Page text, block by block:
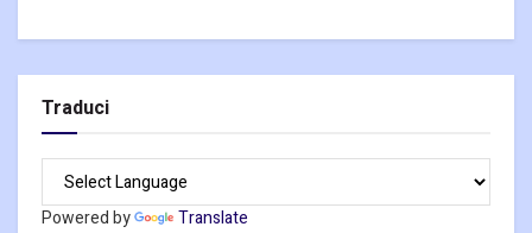
Traduci
Powered by Translate